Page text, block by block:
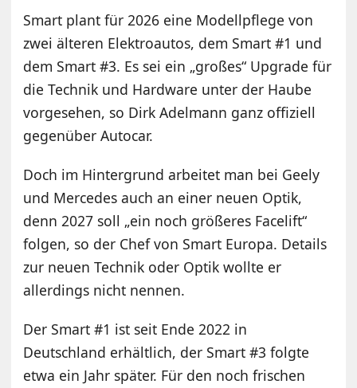
Smart plant für 2026 eine Modellpflege von
zwei älteren Elektroautos, dem Smart #1 und
dem Smart #3. Es sei ein „großes“ Upgrade für
die Technik und Hardware unter der Haube
vorgesehen, so Dirk Adelmann ganz offiziell
gegenüber Autocar.
Doch im Hintergrund arbeitet man bei Geely
und Mercedes auch an einer neuen Optik,
denn 2027 soll „ein noch größeres Facelift“
folgen, so der Chef von Smart Europa. Details
zur neuen Technik oder Optik wollte er
allerdings nicht nennen.
Der Smart #1 ist seit Ende 2022 in
Deutschland erhältlich, der Smart #3 folgte
etwa ein Jahr später. Für den noch frischen